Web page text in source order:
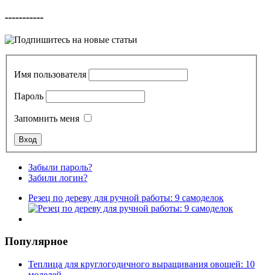
-----------
Имя пользователя
Пароль
Запомнить меня
Забыли пароль?
Забили логин?
Резец по дереву для ручной работы: 9 самоделок
Популярное
Теплица для круглогодичного выращивания овощей: 10